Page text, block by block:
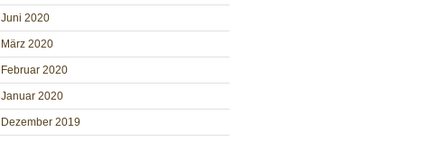
Juni 2020
März 2020
Februar 2020
Januar 2020
Dezember 2019